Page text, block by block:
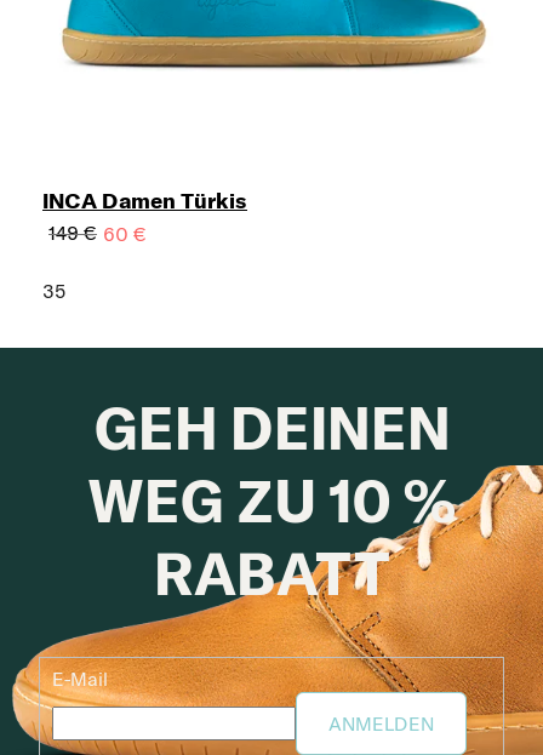
INCA Damen Türkis
149 € 60 €
35
GEH DEINEN
WEG ZU 10 %
RABATT
E-Mail
ANMELDEN